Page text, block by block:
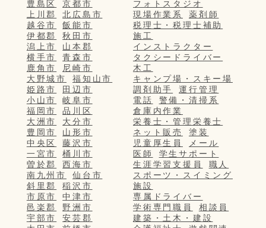
豊島区
京都市
上川郡
北広島市
越谷市
飯能市
伊都郡
秋田市
潟上市
山本郡
横手市
青森市
鹿角市
尼崎市
大野城市
福知山市
姫路市
田辺市
小山市
岐阜市
福岡市
品川区
大洲市
大分市
豊岡市
山形市
中央区
藤沢市
一宮市
桶川市
曽於郡
西海市
南九州市
仙台市
斜里郡
稲沢市
市原市
中津市
邑楽郡
野洲市
宇部市
安芸郡
フォトスタジオ
現場作業系
薬剤師
税理士・税理士補助
施工
インストラクター
タクシードライバー
木工
キャンプ場・スキー場
調剤助手
運行管理
電話
警備・清掃系
倉庫内作業
栄養士・管理栄養士
ネット販売
塗装
児童厚生員
メール
医師
学生サポート
生涯学習支援員
職人
スポーツ・スイミング
施設
専属ドライバー
学術専門職員
相談員
建築・土木・建設